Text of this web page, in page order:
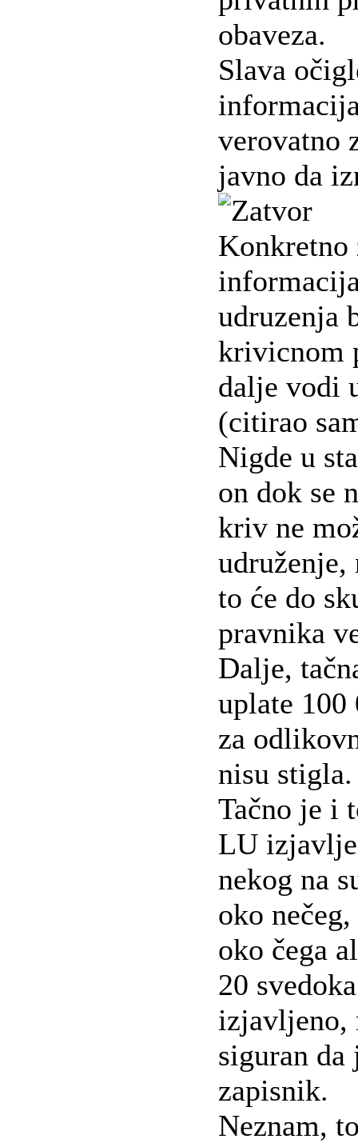
obaveza.
Slava
verovatno
javno da
Konkretno
udruzenja
krivicnom
dalje vodi
(citirao
Nigde u
on dok se
kriv ne
udruženje,
to će do
pravnika
Dalje,
uplate 100
za
nisu stigla.
Tačno je i
LU
nekog na
oko
oko čega
20
izjavljeno,
siguran
zapisnik.
Neznam,